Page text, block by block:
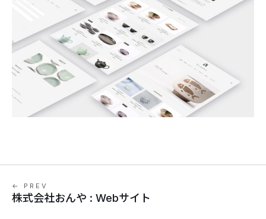
← PREV
株式会社おんや : Webサイト